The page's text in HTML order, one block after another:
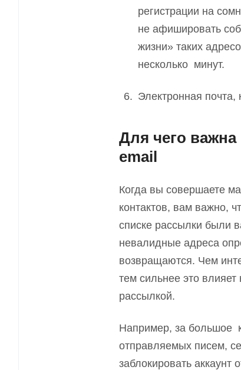
регистрации на
не афишировать
жизни» таких
несколько минут.
Электронная почта,
Для чего
email
Когда вы совершаете
контактов, вам важно,
списке рассылки были
невалидные адреса
возвращаются. Чем
тем сильнее это
рассылкой.
Например, за большое
отправляемых писем,
заблокировать аккаунт